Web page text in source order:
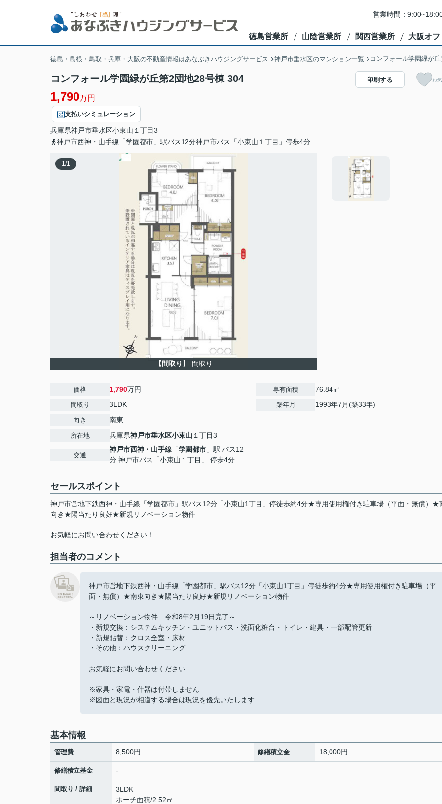
営業時間：
徳島営業所 山陰営業所 関西営業所 大阪オフ
徳島・島根・鳥取・兵庫・大阪の不動産情報はあなぶきハウジングサービス 神戸市垂水区のマンション一覧 コンフォール学園緑が
コンフォール学園緑が丘第2団地28号棟 304
1,790万円
支払いシミュレーション
兵庫県神戸市垂水区小束山 １丁目3
神戸市西神・山手線「学園都市」駅バス12分神戸市バス「小束山１丁目」停歩4分
印刷する お
1/1
【間取り】 間取り
価格 1,790万円
間取り 3LDK
向き 南東
所在地 兵庫県神戸市垂水区小束山 １丁目3
交通
神戸市西神・山手線 「学園都市 」駅 バス12
分 神戸市バス「小束山１丁目」 停歩4分
専有面積 76.84㎡
築年月 1993年7月(築33年)
セールスポイント
神戸市営地下鉄西神・山手線「学園都市」駅バス12分「小束山1丁目」停徒歩約4分★専用使用権付き駐車場（平面・無償）★
向き★陽当たり良好★新規リノベーション物件
お気軽にお問い合わせください！
担当者のコメント
神戸市営地下鉄西神・山手線「学園都市」駅バス12分「小束山1丁目」停徒歩約4分★専用使用権付き駐車場（平
面・無償）★南東向き★陽当たり良好★新規リノベーション物件
～リノベーション物件 令和8年2月19日完了～
・新規交換：システムキッチン・ユニットバス・洗面化粧台・トイレ・建具・一部配管更新
・新規貼替：クロス全室・床材
・その他：ハウスクリーニング
お気軽にお問い合わせください
※家具・家電・什器は付帯しません
※図面と現況が相違する場合は現況を優先いたします
基本情報
管理費 8,500円 修繕積立金 18,000円
修繕積立基金 -
間取り / 詳細
3LDK
ポーチ面積/2.52㎡